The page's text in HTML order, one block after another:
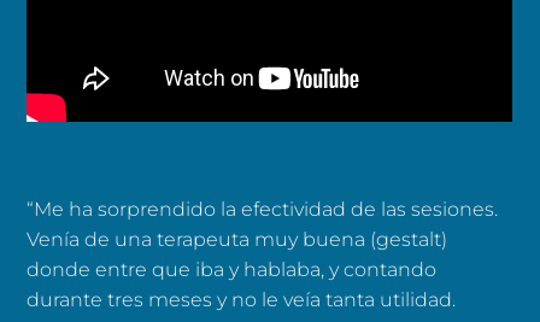
“Me ha sorprendido la efectividad de las sesiones.
Venía de una terapeuta muy buena (gestalt)
donde entre que iba y hablaba, y contando
durante tres meses y no le veía tanta utilidad.